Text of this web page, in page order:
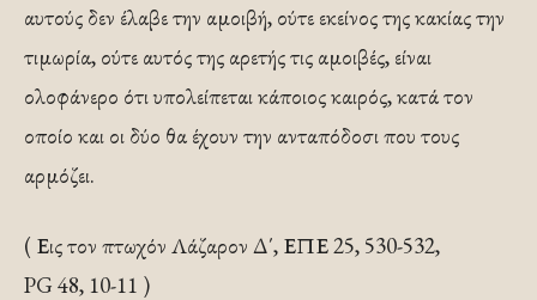
αυτούς δεν έλαβε την αμοιβή, ούτε εκείνος της κακίας την
τιμωρία, ούτε αυτός της αρετής τις αμοιβές, είναι
ολοφάνερο ότι υπολείπεται κάποιος καιρός, κατά τον
οποίο και οι δύο θα έχουν την ανταπόδοσι που τους
αρμόζει.
( Εις τον πτωχόν Λάζαρον Δ΄, ΕΠΕ 25, 530-532,
PG 48, 10-11 )